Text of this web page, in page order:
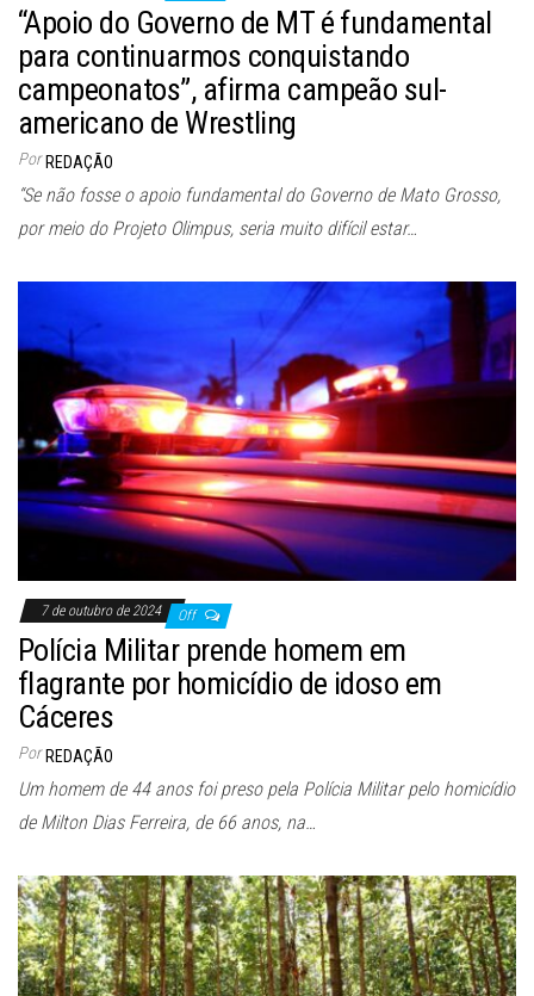
“Apoio do Governo de MT é fundamental
para continuarmos conquistando
campeonatos”, afirma campeão sul-
americano de Wrestling
Por REDAÇÃO
“Se não fosse o apoio fundamental do Governo de Mato Grosso,
por meio do Projeto Olimpus, seria muito difícil estar…
7 de outubro de 2024 Off
Polícia Militar prende homem em
flagrante por homicídio de idoso em
Cáceres
Por REDAÇÃO
Um homem de 44 anos foi preso pela Polícia Militar pelo homicídio
de Milton Dias Ferreira, de 66 anos, na…